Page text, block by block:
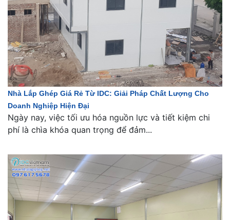
Nhà Lắp Ghép Giá Rẻ Từ IDC: Giải Pháp Chất Lượng Cho
Doanh Nghiệp Hiện Đại
Ngày nay, việc tối ưu hóa nguồn lực và tiết kiệm chi
phí là chìa khóa quan trọng để đảm...